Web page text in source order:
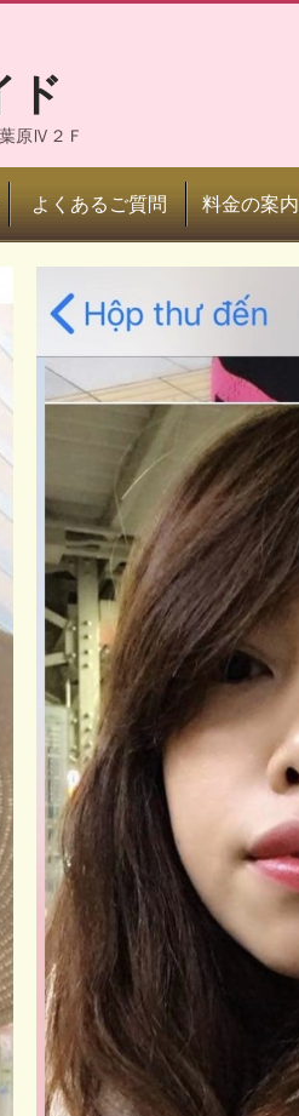
ド
原Ⅳ２Ｆ
よくあるご質問 料金の案内